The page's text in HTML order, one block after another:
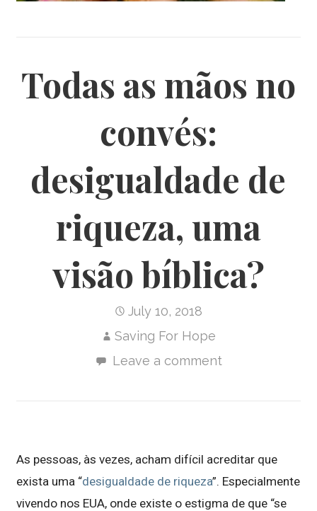
Todas as mãos no
convés:
desigualdade de
riqueza, uma
visão bíblica?
July 10, 2018
Saving For Hope
Leave a comment
As pessoas, às vezes, acham difícil acreditar que
exista uma “desigualdade de riqueza”. Especialmente
vivendo nos EUA, onde existe o estigma de que “se